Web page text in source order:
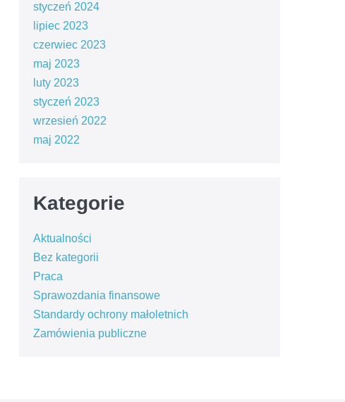
styczeń 2024
lipiec 2023
czerwiec 2023
maj 2023
luty 2023
styczeń 2023
wrzesień 2022
maj 2022
Kategorie
Aktualności
Bez kategorii
Praca
Sprawozdania finansowe
Standardy ochrony małoletnich
Zamówienia publiczne